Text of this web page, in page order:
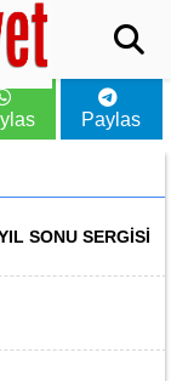
Paylas
SONU SERGISI